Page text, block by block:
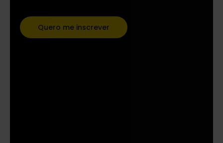
Quero me inscrever